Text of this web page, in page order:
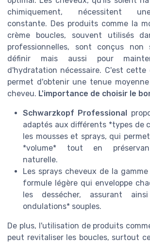
chimiquement, nécessitent
constante. Des produits comme la
crème boucles, souvent utilisés
professionnelles, sont conçus non
définir mais aussi pour
d'hydratation nécessaire. C'est cette
permet d'obtenir une tenue
cheveu. L'importance de choisir le
Schwarzkopf Professional
adaptés aux différents *types de
les mousses et sprays, qui
*volume* tout en
naturelle.
Les sprays cheveux de la
formule légère qui enveloppe
les dessécher, assurant
ondulations* souples.
De plus, l'utilisation de produits
peut revitaliser les boucles, surtout